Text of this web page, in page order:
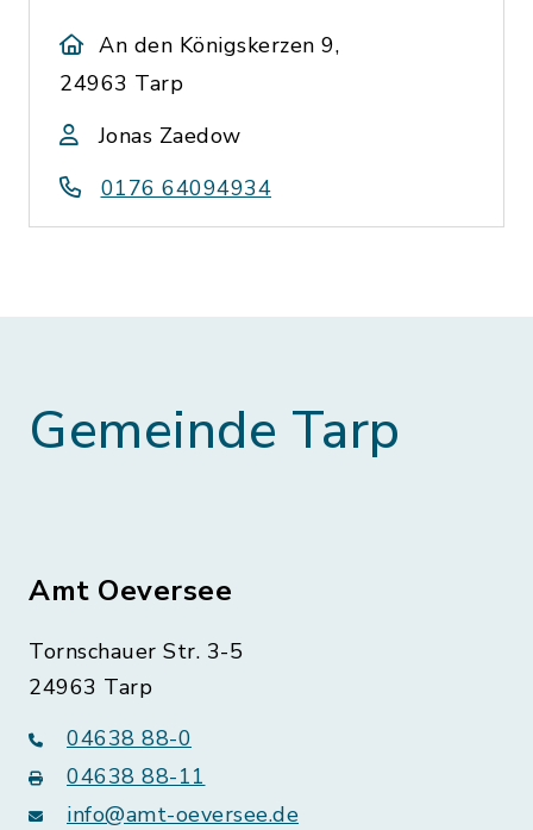
An den Königskerzen 9,
24963 Tarp
Jonas Zaedow
0176 64094934
Gemeinde Tarp
Amt Oeversee
Tornschauer Str. 3-5
24963 Tarp
04638 88-0
04638 88-11
info@amt-oeversee.de